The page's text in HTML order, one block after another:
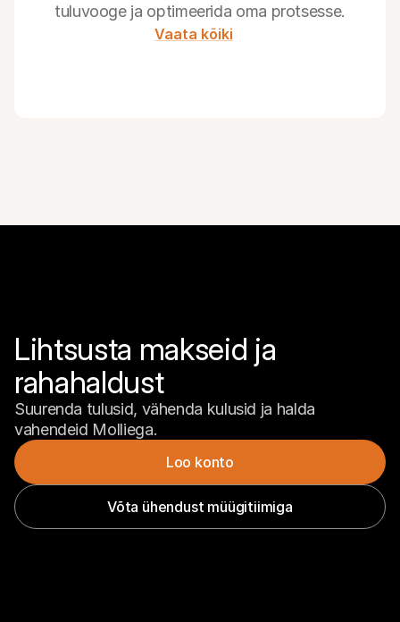
tuluvooge ja optimeerida oma protsesse.
Vaata kõiki
Lihtsusta makseid ja
rahahaldust
Suurenda tulusid, vähenda kulusid ja halda
vahendeid Molliega.
Loo konto
Võta ühendust müügitiimiga